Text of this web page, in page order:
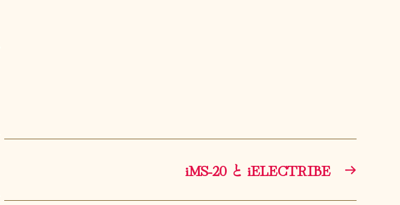
→
iMS-20 と iELECTRIBE